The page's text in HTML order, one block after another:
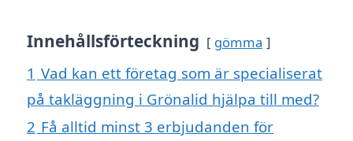
Innehållsförteckning gömma
1 Vad kan ett företag som är specialiserat
på takläggning i Grönalid hjälpa till med?
2 Få alltid minst 3 erbjudanden för